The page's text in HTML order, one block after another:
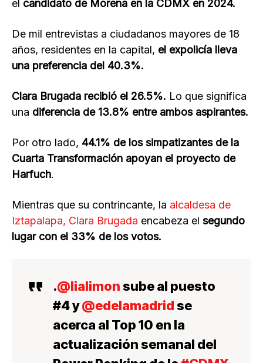
el candidato de Morena en la CDMX en 2024.
De mil entrevistas a ciudadanos mayores de 18
años, residentes en la capital, el expolicía lleva
una preferencia del 40.3%.
Clara Brugada recibió el 26.5%. Lo que significa
una diferencia de 13.8% entre ambos aspirantes.
Por otro lado, 44.1% de los simpatizantes de la
Cuarta Transformación apoyan el proyecto de
Harfuch.
Mientras que su contrincante, la alcaldesa de
Iztapalapa, Clara Brugada encabeza el segundo
lugar con el 33% de los votos.
.@lialimonsube al puesto
#4 y@edelamadridse
acerca al Top 10 en la
actualización semanal del